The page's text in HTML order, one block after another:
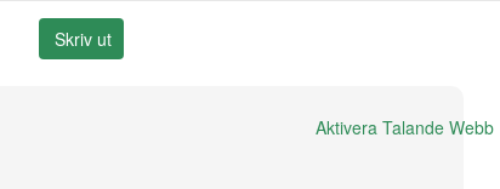
Aktivera Talande Webb